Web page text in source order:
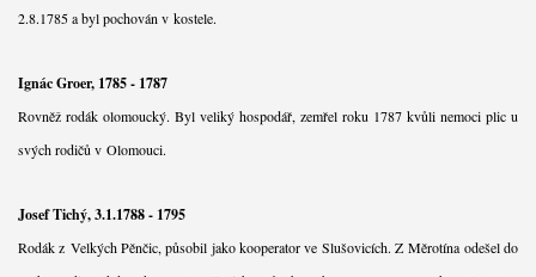
2.8.1785 a byl pochován v kostele.
Ignác Groer, 1785 - 1787
Rovněž rodák olomoucký. Byl veliký hospodář, zemřel roku 1787 kvůli nemoci plic u
svých rodičů v Olomouci.
Josef Tichý, 3.1.1788 - 1795
Rodák z Velkých Pěnčic, působil jako kooperator ve Slušovicích. Z Měrotína odešel do